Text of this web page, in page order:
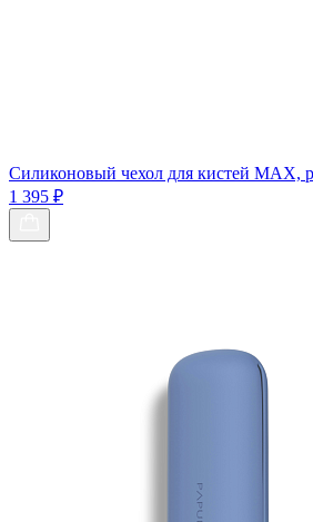
Силиконовый чехол для кистей МАХ,
1 395 ₽